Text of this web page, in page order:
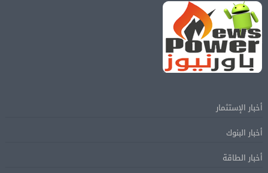
أخبار الإستثمار
أخبار البنوك
أخبار الطاقة